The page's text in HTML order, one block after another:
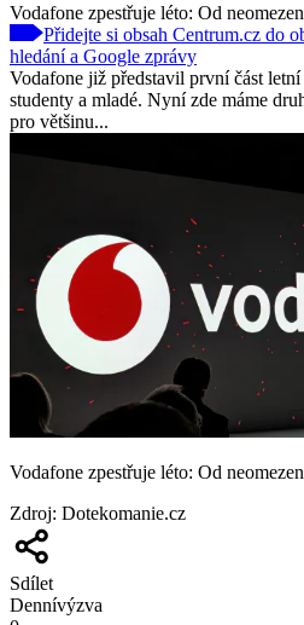
Vodafone zpestřuje léto: Od
Přidejte si obsah Centrum.cz do
hledání a Google zprávy
Vodafone již představil první část letní
studenty a mladé. Nyní zde máme
pro většinu...
Vodafone zpestřuje léto: Od
Zdroj: Dotekomanie.cz
Sdílet
Dennívýzva